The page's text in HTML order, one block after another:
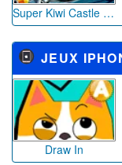
Super Kiwi Castle Run
JEUX
Draw In